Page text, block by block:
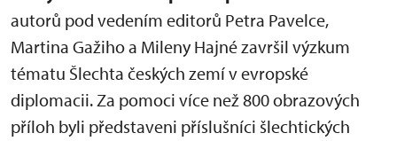
autorů pod vedením editorů Petra Pavelce,
Martina Gažiho a Mileny Hajné završil výzkum
tématu Šlechta českých zemí v evropské
diplomacii. Za pomoci více než 800 obrazových
příloh byli představeni příslušníci šlechtických